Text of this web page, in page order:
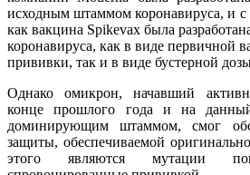
исходным штаммом коронавируса, и
как вакцина Spikevax была
коронавируса, как в виде первичной
прививки, так и в виде бустерной
Однако омикрон, начавший
конце прошлого года и на
доминирующим штаммом, смог
защиты, обеспечиваемой
этого являются мутации